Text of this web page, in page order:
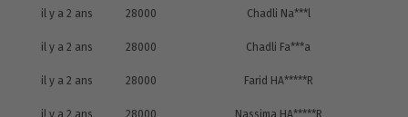
il y a 2 ans 28000 Chadli Na***l
il y a 2 ans 28000 Chadli Fa***a
il y a 2 ans 28000 Farid HA*****R
il y a 2 ans 28000 Nassima HA*****R